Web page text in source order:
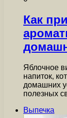
Как
Яблочное
напиток,
домашних
полезных
Выпечка